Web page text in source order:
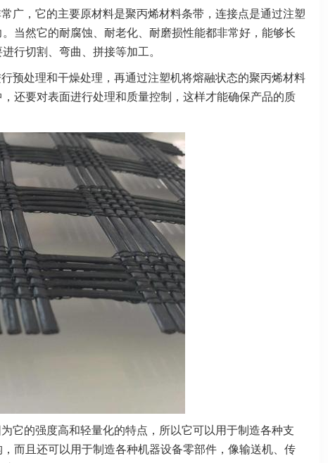
广，它的主要原材料是聚丙烯材料条带，连接点是通过注塑
当然它的耐腐蚀、耐老化、耐磨损性能都非常好，能够长
行切割、弯曲、拼接等加工。
预处理和干燥处理，再通过注塑机将熔融状态的聚丙烯材料
还要对表面进行处理和质量控制，这样才能确保产品的质
它的强度高和轻量化的特点，所以它可以用于制造各种支
而且还可以用于制造各种机器设备零部件，像输送机、传